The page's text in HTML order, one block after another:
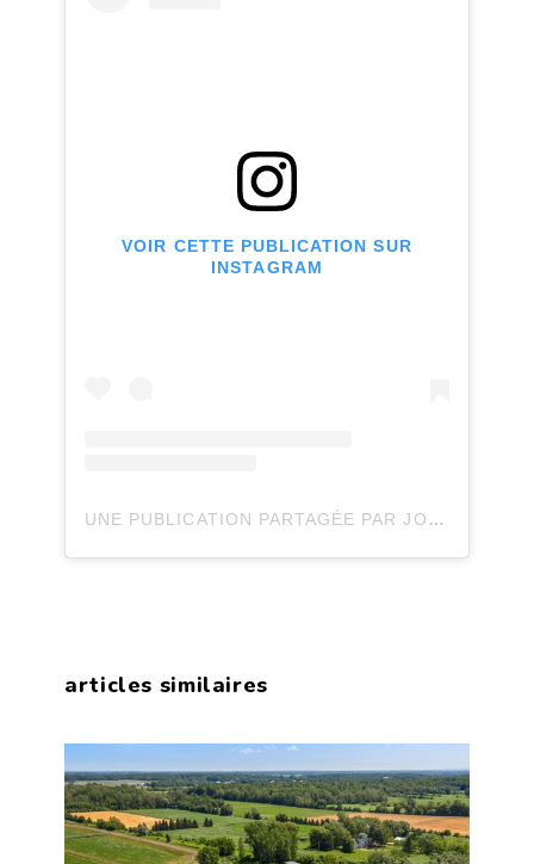
VOIR CETTE PUBLICATION SUR
INSTAGRAM
UNE PUBLICATION PARTAGÉE PAR JOLI JOLI DESIGN (@JOLIJOLIDESIGN)
articles similaires